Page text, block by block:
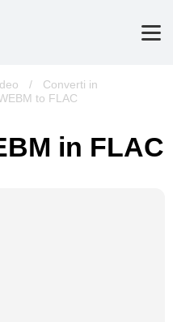
/
Converti in
to FLAC
in FLAC